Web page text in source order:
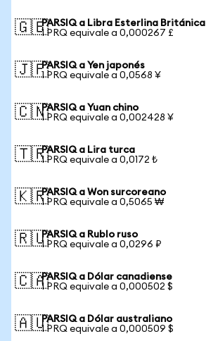
🇬🇧PARSIQ a Libra Esterlina Británica
1 PRQ equivale a 0,000267 £
🇯🇵PARSIQ a Yen japonés
1 PRQ equivale a 0,0568 ¥
🇨🇳PARSIQ a Yuan chino
1 PRQ equivale a 0,002428 ¥
🇹🇷PARSIQ a Lira turca
1 PRQ equivale a 0,0172 ₺
🇰🇷PARSIQ a Won surcoreano
1 PRQ equivale a 0,5065 ₩
🇷🇺PARSIQ a Rublo ruso
1 PRQ equivale a 0,0296 ₽
🇨🇦PARSIQ a Dólar canadiense
1 PRQ equivale a 0,000502 $
🇦🇺PARSIQ a Dólar australiano
1 PRQ equivale a 0,000509 $